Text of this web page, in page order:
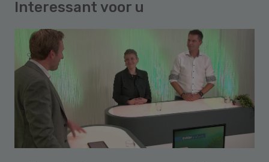
Interessant voor u